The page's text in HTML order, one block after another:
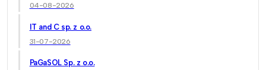
04-08-2026
IT and C sp. z o.o.
31-07-2026
PaGaSOL Sp. z o.o.